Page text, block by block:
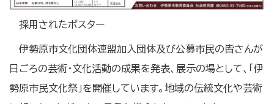
採用されたポスター
伊勢原市文化団体連盟加入団体及び公募市民の皆さんが
日ごろの芸術・文化活動の成果を発表、展示の場として、「伊
勢原市民文化祭」を開催しています。地域の伝統文化や芸術